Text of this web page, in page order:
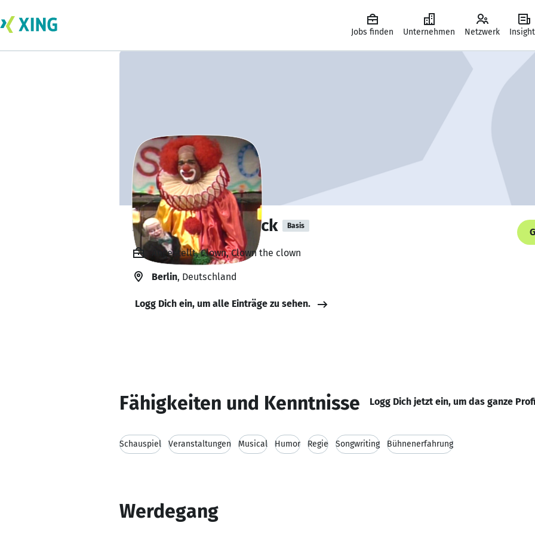
Jobs finden Unternehmen Netzwerk
Bobo Knabenspück Basis
Angestellt, Clown, Clown the clown
Berlin, Deutschland
Logg Dich ein, um alle Einträge zu sehen.
Fähigkeiten und Kenntnisse Logg Dich jetzt ein, um das ganze
Schauspiel Veranstaltungen Musical Humor Regie Songwriting Bühnenerfahrung
Werdegang